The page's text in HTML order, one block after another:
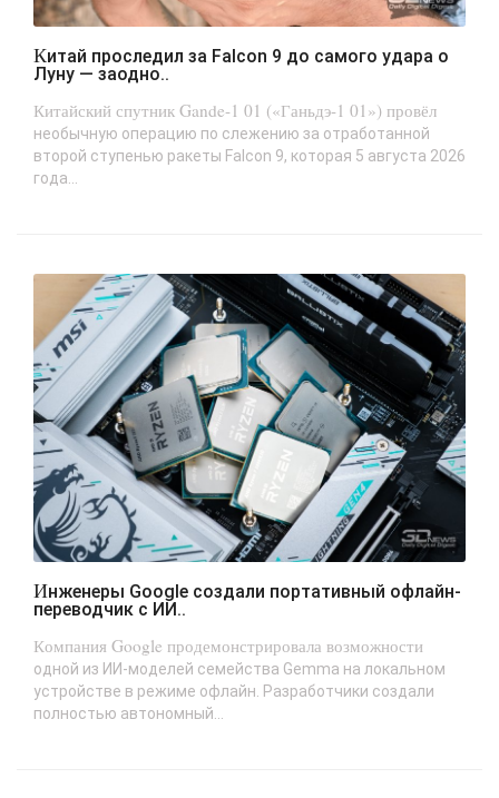
Китай проследил за Falcon 9 до самого удара о
Луну — заодно..
Китайский спутник Gande-1 01 («Ганьдэ-1 01») провёл
необычную операцию по слежению за отработанной
второй ступенью ракеты Falcon 9, которая 5 августа 2026
года...
Инженеры Google создали портативный офлайн-
переводчик с ИИ..
Компания Google продемонстрировала возможности
одной из ИИ-моделей семейства Gemma на локальном
устройстве в режиме офлайн. Разработчики создали
полностью автономный...